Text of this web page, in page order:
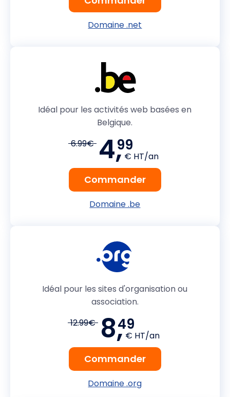
Domaine .net
Idéal pour les activités web basées en
Belgique.
6.99€ 4,99
€ HT/an
Commander
Domaine .be
Idéal pour les sites d'organisation ou
association.
12.99€ 8,49
€ HT/an
Commander
Domaine .org